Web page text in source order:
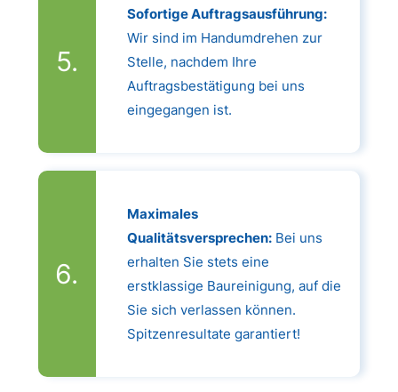
Sofortige Auftragsausführung:
Wir sind im Handumdrehen zur
Stelle, nachdem Ihre
Auftragsbestätigung bei uns
eingegangen ist.
Maximales
Qualitätsversprechen:Bei uns
erhalten Sie stets eine
erstklassige Baureinigung, auf die
Sie sich verlassen können.
Spitzenresultate garantiert!